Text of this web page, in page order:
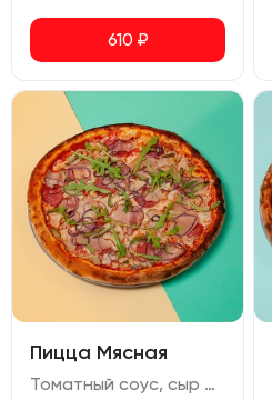
610 ₽
Пицца Мясная
Томатный соус, сыр моцарелла, курица копченая, бекон, ветчина, салями, лук красный, руккола, орегано